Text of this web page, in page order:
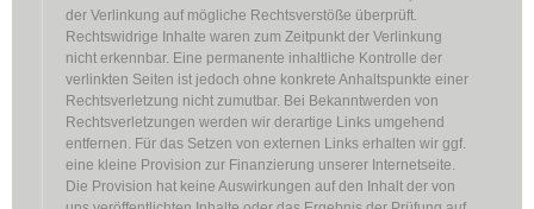
der Verlinkung auf mögliche Rechtsverstöße überprüft.
Rechtswidrige Inhalte waren zum Zeitpunkt der Verlinkung
nicht erkennbar. Eine permanente inhaltliche Kontrolle der
verlinkten Seiten ist jedoch ohne konkrete Anhaltspunkte einer
Rechtsverletzung nicht zumutbar. Bei Bekanntwerden von
Rechtsverletzungen werden wir derartige Links umgehend
entfernen. Für das Setzen von externen Links erhalten wir ggf.
eine kleine Provision zur Finanzierung unserer Internetseite.
Die Provision hat keine Auswirkungen auf den Inhalt der von